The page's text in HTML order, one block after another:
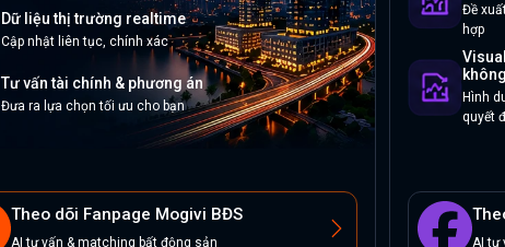
Dữ liệu thị trường realtime
Cập nhật liên tục, chính xác
Tư vấn tài chính & phương án
Đưa ra lựa chọn tối ưu cho bạn
Theo dõi Fanpage Mogivi BĐS
AI tư vấn & matching bất động sản
Đề
hợp
Hình
quyết
AI tư